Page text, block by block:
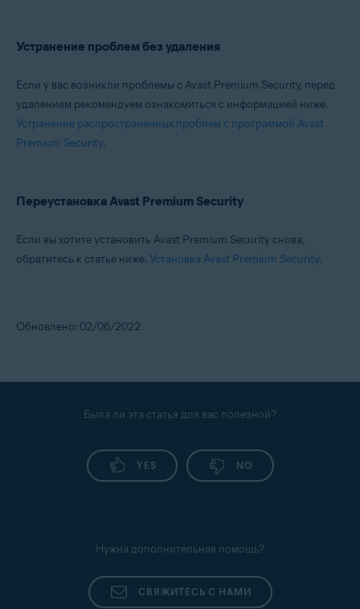
Устранение проблем без удаления
Если у вас возникли проблемы с Avast Premium Security, перед
удалением рекомендуем ознакомиться с информацией ниже.
Устранение распространенных проблем с программой Avast
Premium Security.
Переустановка Avast Premium Security
Если вы хотите установить Avast Premium Security снова,
обратитесь к статье ниже. Установка Avast Premium Security.
Обновлено: 02/06/2022
Была ли эта статья для вас полезной?
YES NO
Нужна дополнительная помощь?
СВЯЖИТЕСЬ С НАМИ